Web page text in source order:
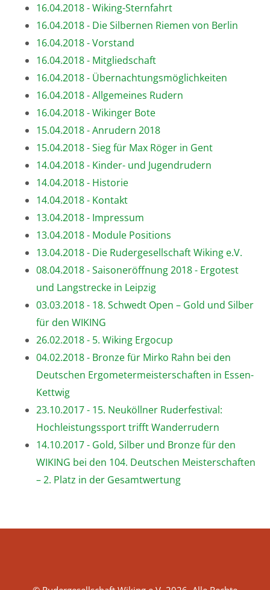
16.04.2018 - Wiking-Sternfahrt
16.04.2018 - Die Silbernen Riemen von Berlin
16.04.2018 - Vorstand
16.04.2018 - Mitgliedschaft
16.04.2018 - Übernachtungsmöglichkeiten
16.04.2018 - Allgemeines Rudern
16.04.2018 - Wikinger Bote
15.04.2018 - Anrudern 2018
15.04.2018 - Sieg für Max Röger in Gent
14.04.2018 - Kinder- und Jugendrudern
14.04.2018 - Historie
14.04.2018 - Kontakt
13.04.2018 - Impressum
13.04.2018 - Module Positions
13.04.2018 - Die Rudergesellschaft Wiking e.V.
08.04.2018 - Saisoneröffnung 2018 - Ergotest
und Langstrecke in Leipzig
03.03.2018 - 18. Schwedt Open – Gold und Silber
für den WIKING
26.02.2018 - 5. Wiking Ergocup
04.02.2018 - Bronze für Mirko Rahn bei den
Deutschen Ergometermeisterschaften in Essen-
Kettwig
23.10.2017 - 15. Neuköllner Ruderfestival:
Hochleistungssport trifft Wanderrudern
14.10.2017 - Gold, Silber und Bronze für den
WIKING bei den 104. Deutschen Meisterschaften
– 2. Platz in der Gesamtwertung